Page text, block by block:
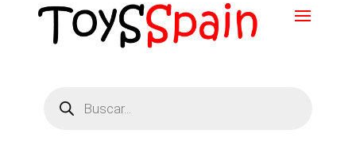
productos